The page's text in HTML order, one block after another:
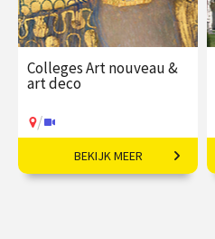
Colleges Art nouveau &
art deco
/
Restyling van de wereld.
BEKIJK MEER